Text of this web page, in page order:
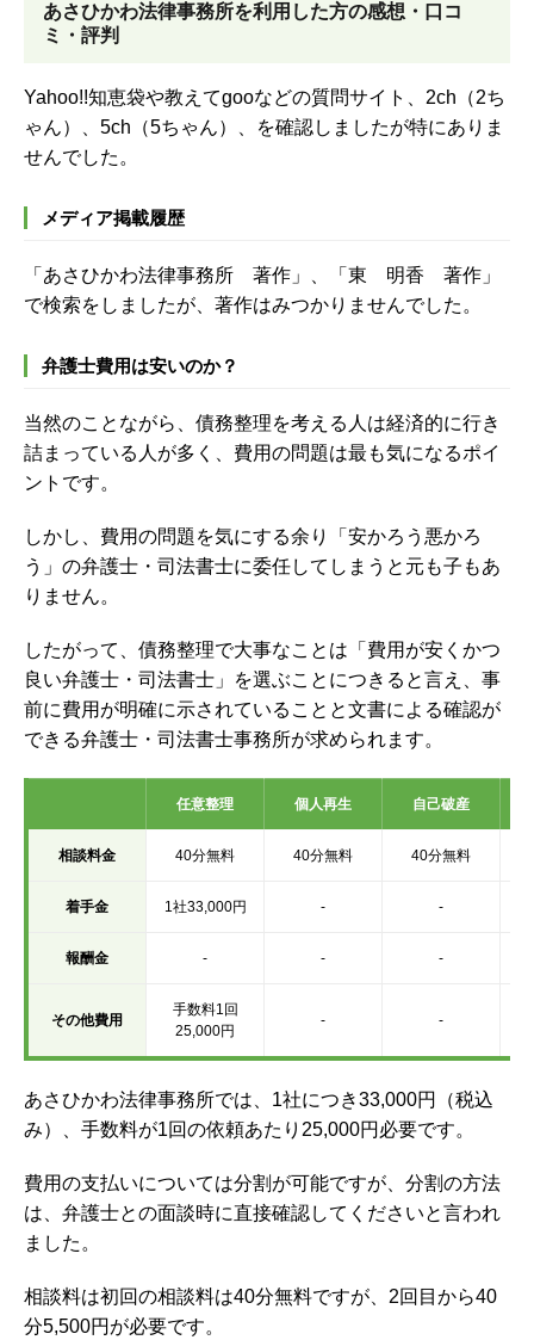
あさひかわ法律事務所を利用した方の感想・口コ
ミ・評判
Yahoo!!知恵袋や教えてgooなどの質問サイト、 2ch（2ち
ゃん）、5ch（5ちゃん）、を確認しましたが特にありま
せんでした。
メディア掲載履歴
「あさひかわ法律事務所 著作」、「東 明香 著作」
で検索をしましたが、著作はみつかりませんでした。
弁護士費用は安いのか？
当然のことながら、債務整理を考える人は経済的に行き
詰まっている人が多く、費用の問題は最も気になるポイ
ントです。
しかし、費用の問題を気にする余り「安かろう悪かろ
う」の弁護士・司法書士に委任してしまうと元も子もあ
りません。
したがって、債務整理で大事なことは「費用が安くかつ
良い弁護士・司法書士」を選ぶことにつきると言え、事
前に費用が明確に示されていることと文書による確認が
できる弁護士・司法書士事務所が求められます。
任意整理 個人再生 自己破産
相談料金 40分無料 40分無料 40分無料
着手金 1社33,000円 - -
報酬金 - - -
その他費用
手数料1回
25,000円
- -
あさひかわ法律事務所では、1社につき33,000円（税込
み）、手数料が1回の依頼あたり25,000円必要です。
費用の支払いについては分割が可能ですが、分割の方法
は、弁護士との面談時に直接確認してくださいと言われ
ました。
相談料は初回の相談料は40分無料ですが、2回目から40
分5,500円が必要です。